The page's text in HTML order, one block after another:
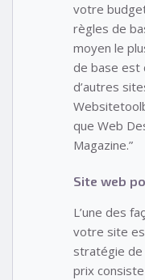
votre
règles de
moyen le
de base est
d’autres
que Web
Magazine.”
Site web
L’une des
votre site
stratégie de
prix